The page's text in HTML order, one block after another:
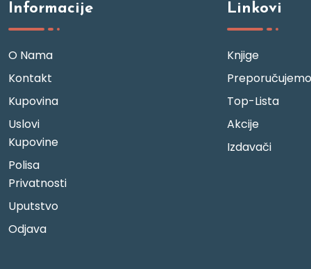
Informacije
O Nama
Kontakt
Kupovina
Uslovi
Kupovine
Polisa
Privatnosti
Uputstvo
Odjava
Linkovi
Knjige
Preporučujemo
Top-Lista
Akcije
Izdavači